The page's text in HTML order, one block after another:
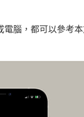
腦，都可以參考